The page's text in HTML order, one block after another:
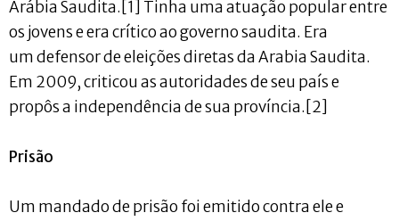
Arábia Saudita.[1] Tinha uma atuação popular entre
os jovens e era crítico ao governo saudita. Era
um defensor de eleições diretas da Arabia Saudita.
Em 2009, criticou as autoridades de seu país e
propôs a independência de sua província.[2]
Prisão
Um mandado de prisão foi emitido contra ele e